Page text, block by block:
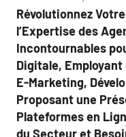
de
l’article
Révolutionnez
l’Expertise des
Incontournables
Digitale,
E-Marketing,
Proposant une
Plateformes en
du Secteur et